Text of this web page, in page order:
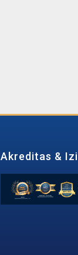
Akreditas &